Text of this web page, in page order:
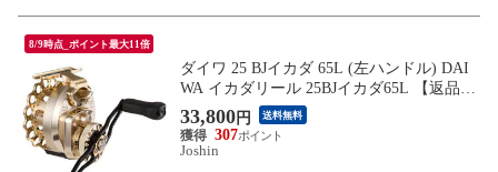
8/9時点_ポイント最大11倍
ダイワ 25 BJイカダ 65L (左ハンドル) DAI
WA イカダリール 25BJイカダ65L 【返品種
別A】
33,800円 送料無料
307
Joshin